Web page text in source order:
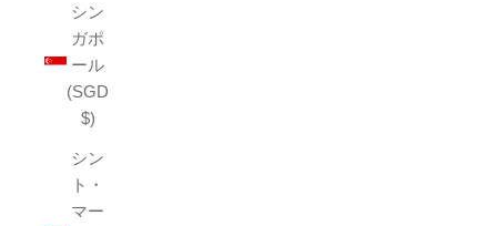
シン
ガポ
ール
(SGD
$)
シン
ト・
マー